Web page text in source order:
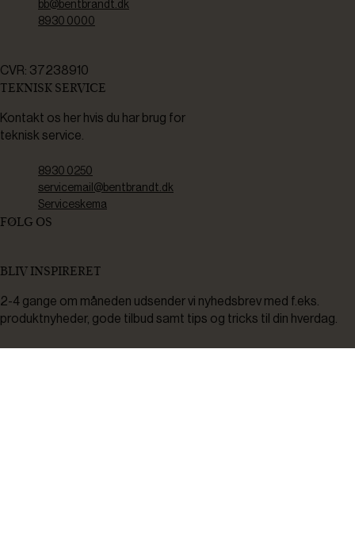
bb@bentbrandt.dk
8930 0000
CVR: 37238910
TEKNISK SERVICE
Kontakt os her hvis du har brug for
teknisk service.
8930 0250
servicemail@bentbrandt.dk
Serviceskema
FØLG OS
BLIV INSPIRERET
2-4 gange om måneden udsender vi nyhedsbrev med f.eks.
produktnyheder, gode tilbud samt tips og tricks til din hverdag.